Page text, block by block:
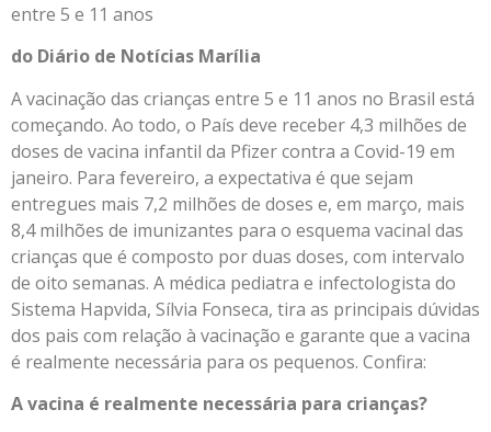
entre 5 e 11 anos
do Diário de Notícias Marília
A vacinação das crianças entre 5 e 11 anos no Brasil está
começando. Ao todo, o País deve receber 4,3 milhões de
doses de vacina infantil da Pfizer contra a Covid-19 em
janeiro. Para fevereiro, a expectativa é que sejam
entregues mais 7,2 milhões de doses e, em março, mais
8,4 milhões de imunizantes para o esquema vacinal das
crianças que é composto por duas doses, com intervalo
de oito semanas. A médica pediatra e infectologista do
Sistema Hapvida, Sílvia Fonseca, tira as principais dúvidas
dos pais com relação à vacinação e garante que a vacina
é realmente necessária para os pequenos. Confira:
A vacina é realmente necessária para crianças?